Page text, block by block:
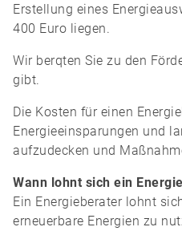
Erstellung eines
400 Euro liegen.
Wir berqten Sie zu den
gibt.
Die Kosten für einen
Energieeinsparungen und
aufzudecken und
Wann lohnt sich ein
Ein Energieberater lohnt
erneuerbare Energien zu